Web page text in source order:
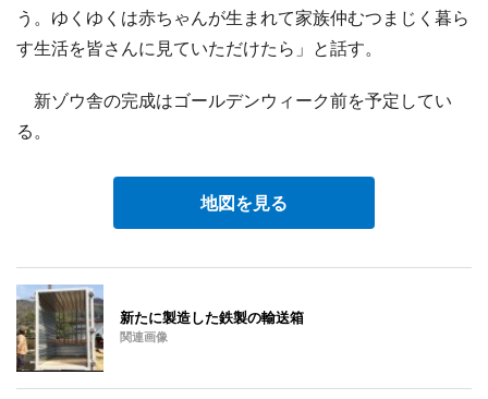
う。ゆくゆくは赤ちゃんが生まれて家族仲むつまじく暮ら
す生活を皆さんに見ていただけたら」と話す。
新ゾウ舎の完成はゴールデンウィーク前を予定してい
る。
地図を見る
新たに製造した鉄製の輸送箱
関連画像